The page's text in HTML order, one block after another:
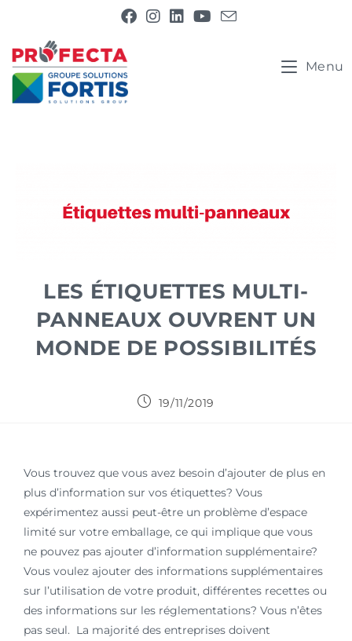
Menu
LES ÉTIQUETTES MULTI-
PANNEAUX OUVRENT UN
MONDE DE POSSIBILITÉS
19/11/2019
Vous trouvez que vous avez besoin d’ajouter de plus en
plus d’information sur vos étiquettes? Vous
expérimentez aussi peut-être un problème d’espace
limité sur votre emballage, ce qui implique que vous
ne pouvez pas ajouter d’information supplémentaire?
Vous voulez ajouter des informations supplémentaires
sur l’utilisation de votre produit, différentes recettes ou
des informations sur les réglementations? Vous n’êtes
pas seul. La majorité des entreprises doivent